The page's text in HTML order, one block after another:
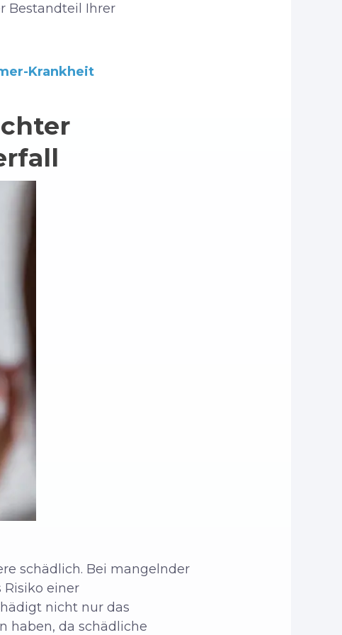
Bestandteil Ihrer
Krankheit
schädlich. Bei mangelnder
einer
nicht nur das
haben, da schädliche